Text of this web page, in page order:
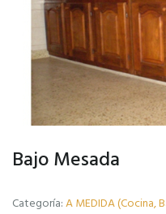
Bajo Mesada
Categoría:A MEDIDA (Cocina,